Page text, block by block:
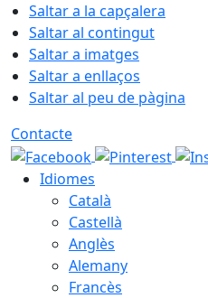
Saltar a la capçalera
Saltar al contingut
Saltar a imatges
Saltar a enllaços
Saltar al peu de pàgina
Contacte
Idiomes
Català
Castellà
Anglès
Alemany
Francès